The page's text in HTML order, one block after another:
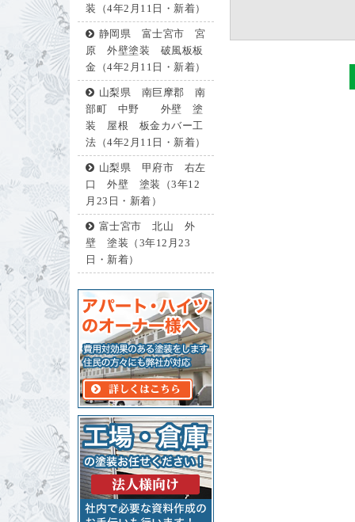
装（4年2月11日・新着）
静岡県 富士宮市 宮
原 外壁塗装 破風板板
金（4年2月11日・新着）
山梨県 南巨摩郡 南
部町 中野 外壁 塗
装 屋根 板金カバー工
法（4年2月11日・新着）
山梨県 甲府市 右左
口 外壁 塗装（3年12
月23日・新着）
富士宮市 北山 外
壁 塗装（3年12月23
日・新着）